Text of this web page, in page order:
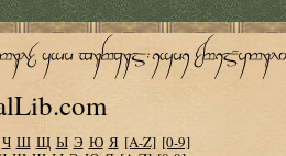
Ч Ш Щ Ы Э Ю Я [A-Z] [0-9]